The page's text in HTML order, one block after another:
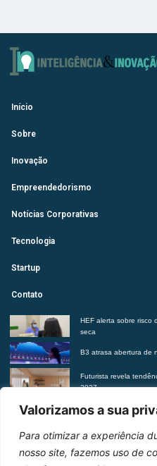
Valorizamos a sua
Para otimizar a experiência
nosso site, fazemos uso de
Início
Sobre
Inovação
Empreendedorismo
Notícias Corporativas
Tecnologia
Startup
Contato
HEF alerta sobre risco
seca
B3 atrasa abertura de
Futurista revela
2027
Suplementação de
riscos à saúde, alerta
Entre